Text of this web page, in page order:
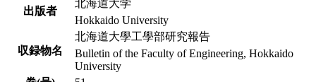
出版者
北海道大学
Hokkaido University
収録物名
北海道大學工學部研究報告
Bulletin of the Faculty of Engineering, Hokkaido
University